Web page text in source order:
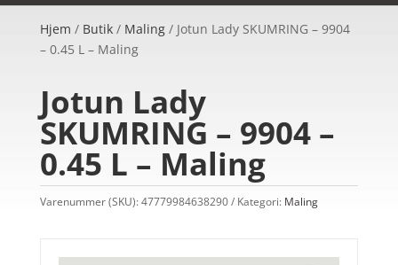
Hjem / Butik/ Maling/ Jotun Lady SKUMRING – 9904
– 0.45 L – Maling
Jotun Lady
SKUMRING – 9904 –
0.45 L – Maling
Varenummer (SKU):47779984638290 Kategori: Maling